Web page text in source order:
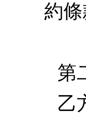
約條
第
乙